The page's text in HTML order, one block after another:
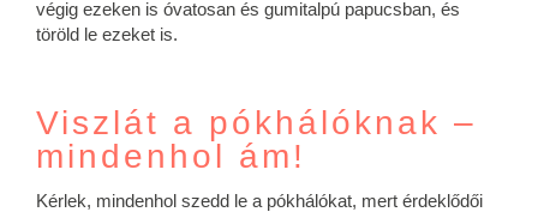
végig ezeken is óvatosan és gumitalpú papucsban, és
töröld le ezeket is.
Viszlát a pókhálóknak –
mindenhol ám!
Kérlek, mindenhol szedd le a pókhálókat, mert érdeklődői